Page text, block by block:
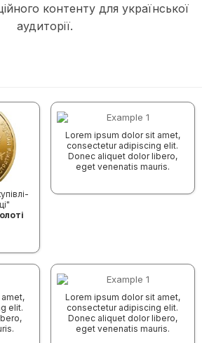
контенту для української
аудиторії.
Lorem ipsum dolor sit amet,
consectetur adipiscing elit.
Donec aliquet dolor libero,
eget venenatis mauris.
elit.
Lorem ipsum dolor sit amet,
consectetur adipiscing elit.
Donec aliquet dolor libero,
eget venenatis mauris.